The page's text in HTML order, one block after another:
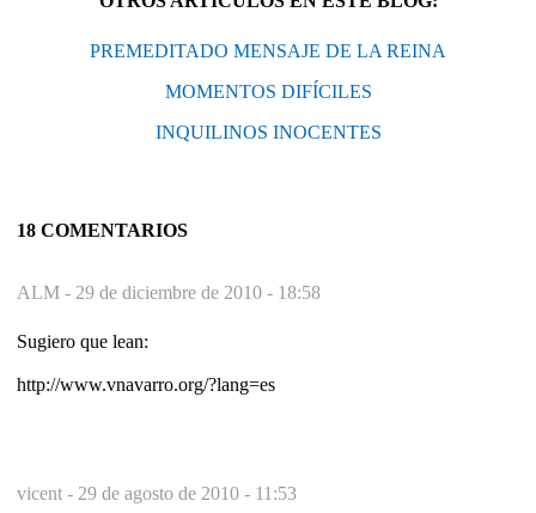
PREMEDITADO MENSAJE DE LA REINA
MOMENTOS DIFÍCILES
INQUILINOS INOCENTES
18 COMENTARIOS
ALM - 29 de diciembre de 2010 - 18:58
Sugiero que lean:
http://www.vnavarro.org/?lang=es
vicent - 29 de agosto de 2010 - 11:53